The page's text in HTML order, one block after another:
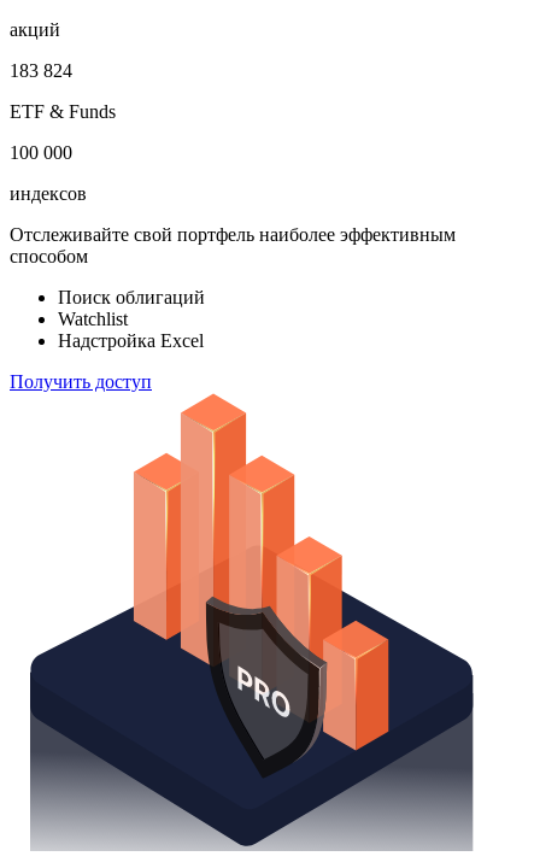
акций
183 824
ETF & Funds
100 000
индексов
Отслеживайте свой портфель наиболее эффективным
способом
Поиск облигаций
Watchlist
Надстройка Excel
Получить доступ